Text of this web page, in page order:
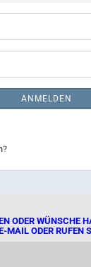
ANMELDEN
ODER WÜNSCHE
MAIL ODER RUFEN